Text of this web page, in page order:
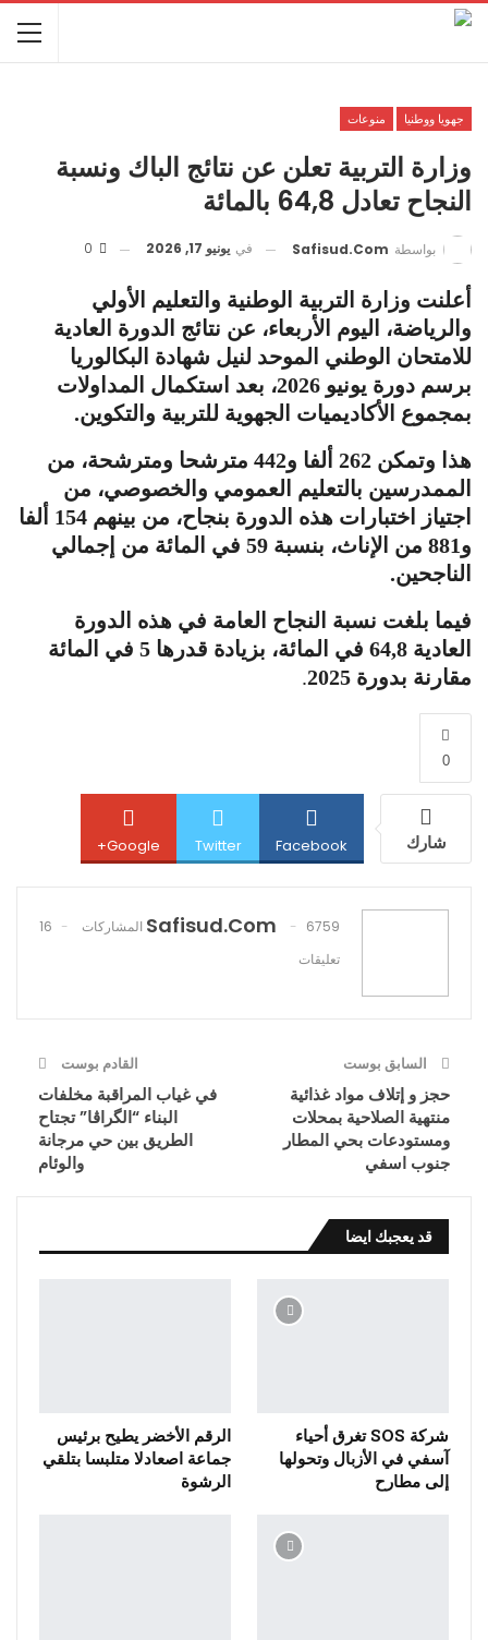
جهويا ووطنيا منوعات
وزارة التربية تعلن عن نتائج الباك و‎نسبة
النجاح تعادل 64,8 بالمائة
بواسطة Safisud.com في يونيو 17, 2026
أعلنت وزارة التربية الوطنية والتعليم الأولي
والرياضة، اليوم الأربعاء، عن نتائج الدورة العادية
للامتحان الوطني الموحد لنيل شهادة البكالوريا
برسم دورة يونيو 2026، بعد استكمال المداولات
بمجموع الأكاديميات الجهوية للتربية والتكوين.
هذا وتمكن 262 ألفا و442 مترشحا ومترشحة، من
الممدرسين بالتعليم العمومي والخصوصي، من
اجتياز اختبارات هذه الدورة بنجاح، من بينهم 154 ألفا
و881 من الإناث، بنسبة 59 في المائة من إجمالي
الناجحين.
فيما بلغت نسبة النجاح العامة في هذه الدورة
العادية 64,8 في المائة، بزيادة قدرها 5 في المائة
مقارنة بدورة 2025
.
0
شارك Facebook
Twitter
Google+
ReddIt
WhatsApp
PinterestSafisud.com 6759 المشاركات
16
تعليقات
السابق بوست
حجز و إتلاف مواد غذائية
منتهية الصلاحية بمحلات
ومستودعات بحي المطار
جنوب اسفي
القادم بوست
في غياب المراقبة مخلفات
البناء “الگراڤا” تجتاح
الطريق بين حي مرجانة
والوئام
قد يعجبك ايضا
شركة SOS تغرق أحياء
آسفي في الأزبال وتحولها
إلى مطارح
الرقم الأخضر يطيح برئيس
جماعة اصعادلا متلبسا بتلقي
الرشوة